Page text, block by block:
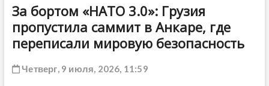
За бортом «НАТО 3.0»: Грузия
пропустила саммит в Анкаре, где
переписали мировую безопасность
Четверг, 9 июля, 2026, 11:59